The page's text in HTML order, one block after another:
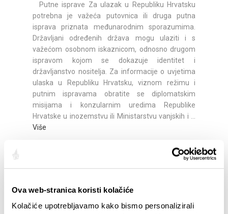
Ova web-stranica koristi kolačiće
Kolačiće upotrebljavamo kako bismo personalizirali
Putne isprave Za ulazak u Republiku Hrvatsku
potrebna je važeća putovnica ili druga putna
isprava priznata međunarodnim sporazumima.
Državljani određenih država mogu ulaziti i s
važećom osobnom iskaznicom, odnosno drugom
ispravom kojom se dokazuje identitet i
državljanstvo nositelja. Za informacije o uvjetima
ulaska u Republiku Hrvatsku, viznom režimu i
putnim ispravama obratite se diplomatskim
misijama i konzularnim uredima Republike
Hrvatske u inozemstvu ili Ministarstvu vanjskih i ...
Više
Institucije
Ovdje možete naći informacije o počasnim
knjižnicama i hitnim službama.Više